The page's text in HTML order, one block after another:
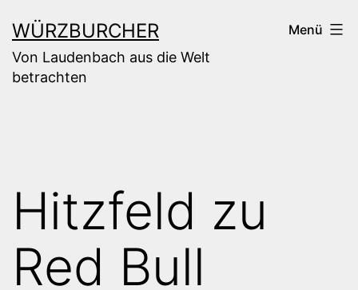
Inhalt
springen
WÜRZBURCHER
Von Laudenbach aus die Welt
betrachten
Menü
Hitzfeld zu
Red Bull